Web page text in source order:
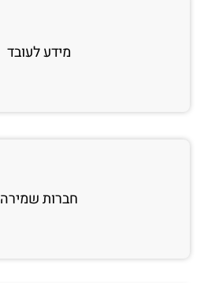
מידע לעובד
חברות שמירה